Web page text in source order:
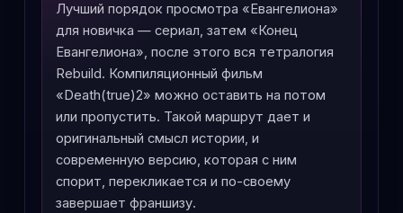
Лучший порядок просмотра «Евангелиона»
для новичка — сериал, затем «Конец
Евангелиона», после этого вся тетралогия
Rebuild. Компиляционный фильм
«Death(true)2» можно оставить на потом
или пропустить. Такой маршрут дает и
оригинальный смысл истории, и
современную версию, которая с ним
спорит, перекликается и по-своему
завершает франшизу.